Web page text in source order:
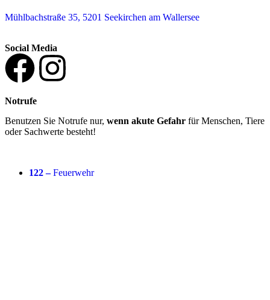
Mühlbachstraße 35, 5201 Seekirchen am Wallersee
Social Media
Notrufe
Benutzen Sie Notrufe nur, wenn akute Gefahr für Menschen, Tiere
oder Sachwerte besteht!
122 –Feuerwehr